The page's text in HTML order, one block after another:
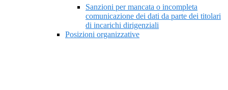
Sanzioni per mancata o incompleta
comunicazione dei dati da parte dei titolari
di incarichi dirigenziali
Posizioni organizzative